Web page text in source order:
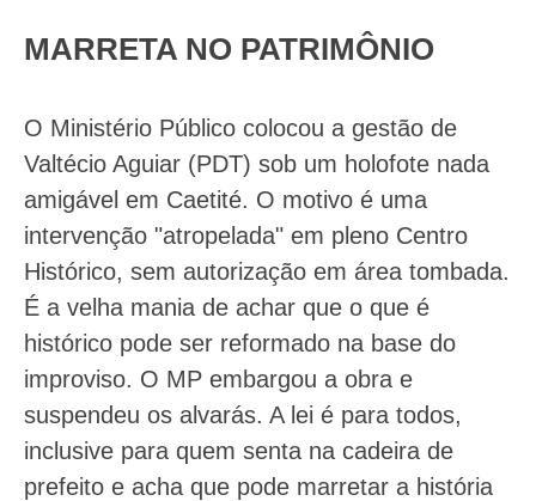
MARRETA NO PATRIMÔNIO
O Ministério Público colocou a gestão de
Valtécio Aguiar (PDT) sob um holofote nada
amigável em Caetité. O motivo é uma
intervenção "atropelada" em pleno Centro
Histórico, sem autorização em área tombada.
É a velha mania de achar que o que é
histórico pode ser reformado na base do
improviso. O MP embargou a obra e
suspendeu os alvarás. A lei é para todos,
inclusive para quem senta na cadeira de
prefeito e acha que pode marretar a história